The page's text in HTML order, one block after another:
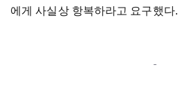
에게 사실상 항복하라고 요구했다.